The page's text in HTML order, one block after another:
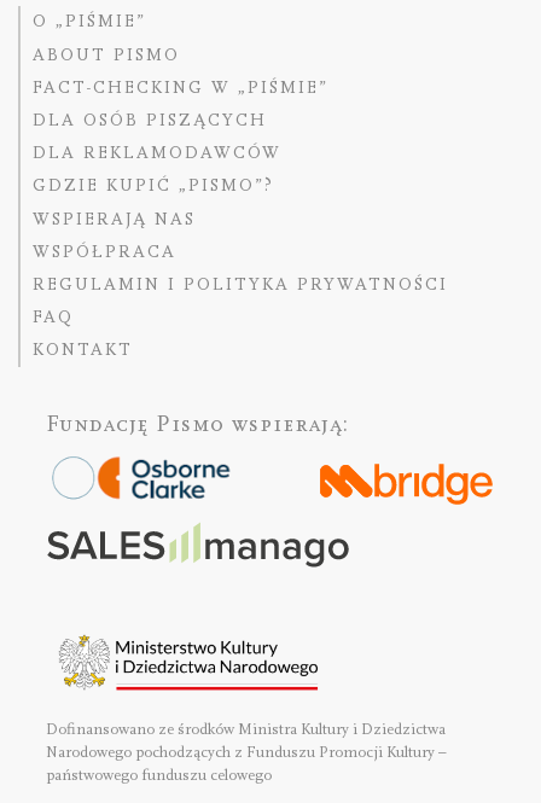
O „PIŚMIE”
ABOUT PISMO
FACT-CHECKING W „PIŚMIE”
DLA OSÓB PISZĄCYCH
DLA REKLAMODAWCÓW
GDZIE KUPIĆ „PISMO”?
WSPIERAJĄ NAS
WSPÓŁPRACA
REGULAMIN I POLITYKA PRYWATNOŚCI
FAQ
KONTAKT
Fundację Pismo wspierają:
Dofinansowano ze środków Ministra Kultury i Dziedzictwa
Narodowego pochodzących z Funduszu Promocji Kultury –
państwowego funduszu celowego